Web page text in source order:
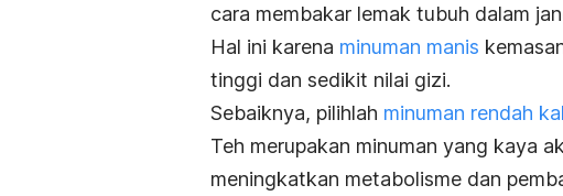
cara membakar lemak tubuh dalam
Hal ini karena minuman manis
tinggi dan sedikit nilai gizi.
Sebaiknya, pilihlah minuman rendah
Teh merupakan minuman yang kaya
meningkatkan metabolisme dan